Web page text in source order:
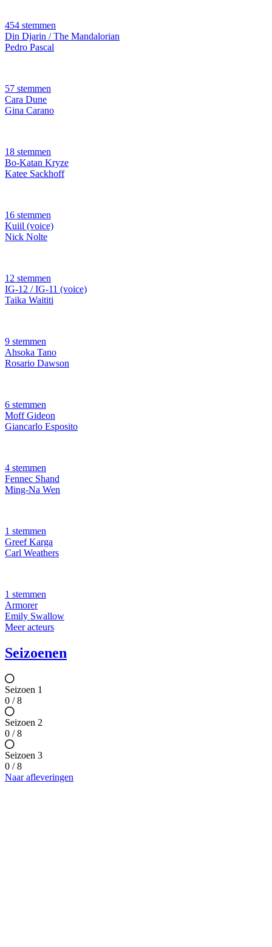
454 stemmen
Din Djarin / The Mandalorian
Pedro Pascal
57 stemmen
Cara Dune
Gina Carano
18 stemmen
Bo-Katan Kryze
Katee Sackhoff
16 stemmen
Kuiil (voice)
Nick Nolte
12 stemmen
IG-12 / IG-11 (voice)
Taika Waititi
9 stemmen
Ahsoka Tano
Rosario Dawson
6 stemmen
Moff Gideon
Giancarlo Esposito
4 stemmen
Fennec Shand
Ming-Na Wen
1 stemmen
Greef Karga
Carl Weathers
1 stemmen
Armorer
Emily Swallow
Meer acteurs
Seizoenen
Seizoen 1
0 / 8
Seizoen 2
0 / 8
Seizoen 3
0 / 8
Naar afleveringen